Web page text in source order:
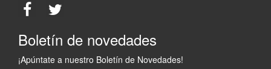
Boletín de novedades
¡Apúntate a nuestro Boletín de Novedades!